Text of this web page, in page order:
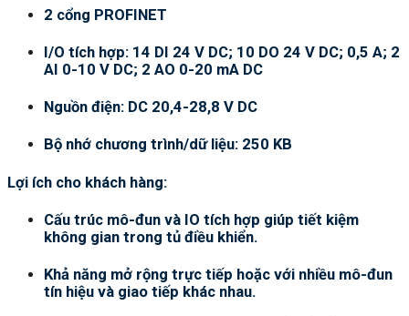
2 cổng PROFINET
I/O tích hợp: 14 DI 24 V DC; 10 DO 24 V DC; 0,5 A; 2
AI 0-10 V DC; 2 AO 0-20 mA DC
Nguồn điện: DC 20,4-28,8 V DC
Bộ nhớ chương trình/dữ liệu: 250 KB
Lợi ích cho khách hàng:
Cấu trúc mô-đun và IO tích hợp giúp tiết kiệm
không gian trong tủ điều khiển.
Khả năng mở rộng trực tiếp hoặc với nhiều mô-đun
tín hiệu và giao tiếp khác nhau.